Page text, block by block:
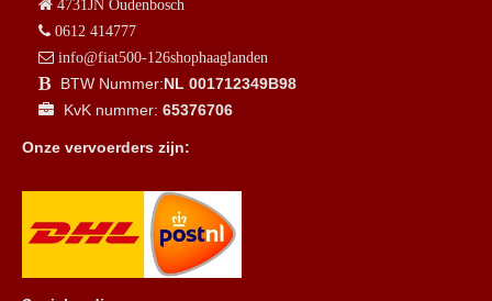
4731JN Oudenbosch
0612 414777
info@fiat500-126shophaaglanden
BTW Nummer:NL 001712349B98
KvK nummer: 65376706
Onze vervoerders zijn: